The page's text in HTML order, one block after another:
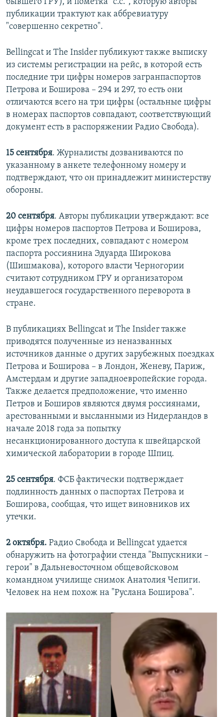
бывшего ГРУ), и пометка "с.с.", которую авторы
публикации трактуют как аббревиатуру
"совершенно секретно".
Bellingcat и The Insider публикуют также выписку
из системы регистрации на рейс, в которой есть
последние три цифры номеров загранпаспортов
Петрова и Боширова – 294 и 297, то есть они
отличаются всего на три цифры (остальные цифры
в номерах паспортов совпадают, соответствующий
документ есть в распоряжении Радио Свобода).
15 сентября. Журналисты дозваниваются по
указанному в анкете телефонному номеру и
подтверждают, что он принадлежит министерству
обороны.
20 сентября. Авторы публикации утверждают: все
цифры номеров паспортов Петрова и Боширова,
кроме трех последних, совпадают с номером
паспорта россиянина Эдуарда Широкова
(Шишмакова), которого власти Черногории
считают сотрудником ГРУ и организатором
неудавшегося государственного переворота в
стране.
В публикациях Bellingcat и The Insider также
приводятся полученные из неназванных
источников данные о других зарубежных поездках
Петрова и Боширова – в Лондон, Женеву, Париж,
Амстердам и другие западноевропейские города.
Также делается предположение, что именно
Петров и Боширов являются двумя россиянами,
арестованными и высланными из Нидерландов в
начале 2018 года за попытку
несанкционированного доступа к швейцарской
химической лаборатории в городе Шпиц.
25 сентября. ФСБ фактически подтверждает
подлинность данных о паспортах Петрова и
Боширова, сообщая, что ищет виновников их
утечки.
2 октября. Радио Свобода и Bellingcat удается
обнаружить на фотографии стенда "Выпускники –
герои" в Дальневосточном общевойсковом
командном училище снимок Анатолия Чепиги.
Человек на нем похож на "Руслана Боширова".